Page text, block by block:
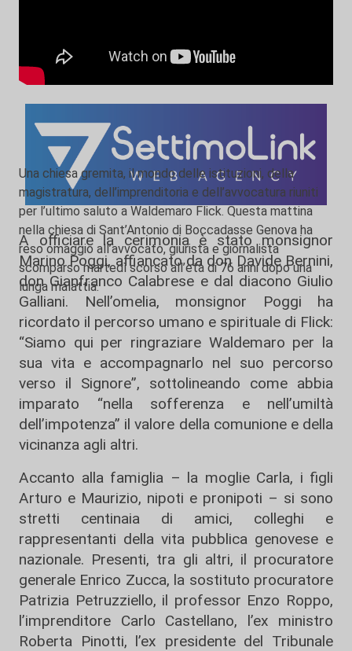
Una chiesa gremita, il mondo delle istituzioni, della
magistratura, dell’imprenditoria e dell’avvocatura riuniti
per l’ultimo saluto a Waldemaro Flick. Questa mattina
nella chiesa di Sant’Antonio di Boccadasse Genova ha
reso omaggio all’avvocato, giurista e giornalista
scomparso martedì scorso all’età di 76 anni dopo una
lunga malattia.
A officiare la cerimonia è stato monsignor
Marino Poggi, affiancato da don Davide Bernini,
don Gianfranco Calabrese e dal diacono Giulio
Galliani. Nell’omelia, monsignor Poggi ha
ricordato il percorso umano e spirituale di Flick:
“Siamo qui per ringraziare Waldemaro per la
sua vita e accompagnarlo nel suo percorso
verso il Signore”, sottolineando come abbia
imparato “nella sofferenza e nell’umiltà
dell’impotenza” il valore della comunione e della
vicinanza agli altri.
Accanto alla famiglia – la moglie Carla, i figli
Arturo e Maurizio, nipoti e pronipoti – si sono
stretti centinaia di amici, colleghi e
rappresentanti della vita pubblica genovese e
nazionale. Presenti, tra gli altri, il procuratore
generale Enrico Zucca, la sostituto procuratore
Patrizia Petruzziello, il professor Enzo Roppo,
l’imprenditore Carlo Castellano, l’ex ministro
Roberta Pinotti, l’ex presidente del Tribunale